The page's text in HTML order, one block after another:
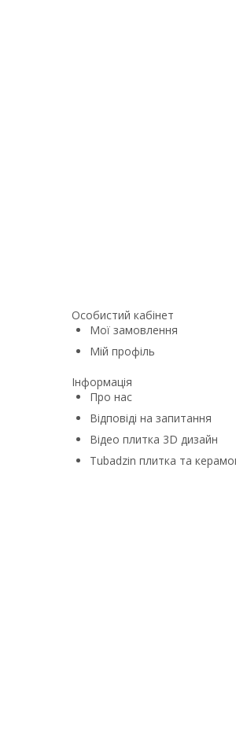
Особистий кабінет
Мої замовлення
Мій профіль
Інформація
Про нас
Відповіді на запитання
Відео плитка 3D дизайн
Tubadzin плитка та